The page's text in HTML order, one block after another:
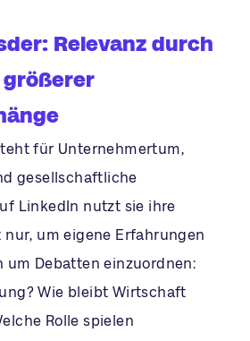
Relevanz durch
für Unternehmertum,
gesellschaftliche
LinkedIn nutzt sie ihre
nur, um eigene Erfahrungen
um Debatten einzuordnen:
Wie bleibt Wirtschaft
Rolle spielen